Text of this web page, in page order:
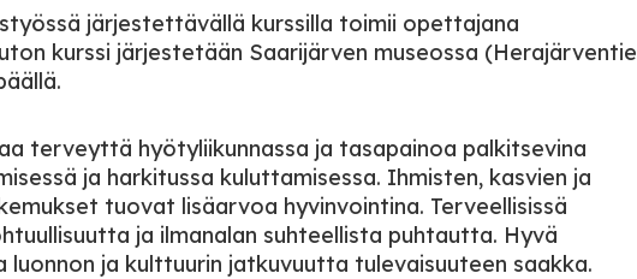
järjestettävällä kurssilla toimii opettajana
kurssi järjestetään Saarijärven museossa (Herajärventie
terveyttä hyötyliikunnassa ja tasapainoa palkitsevina
ja harkitussa kuluttamisessa. Ihmisten, kasvien ja
tuovat lisäarvoa hyvinvointina. Terveellisissä
ja ilmanalan suhteellista puhtautta. Hyvä
ja kulttuurin jatkuvuutta tulevaisuuteen saakka.